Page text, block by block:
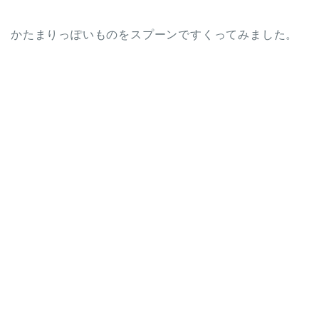
かたまりっぽいものをスプーンですくってみました。